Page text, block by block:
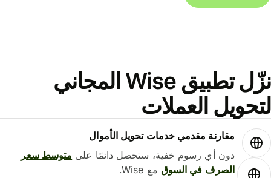
نزّل تطبيق Wise المجاني
العملات
مقارنة مقدمي خدمات تحويل الأموال
دون أي رسوم خفية، ستحصل دائمًا علىمتوسط ​​سعر
الصرف في السوقمع Wise.